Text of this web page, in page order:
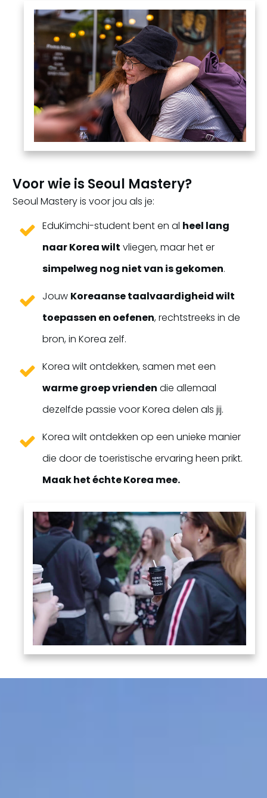
Voor wie is Seoul Mastery?
Seoul Mastery is voor jou als je:
EduKimchi-student bent en al heel lang
naar Korea wilt vliegen, maar het er
simpelweg nog niet van is gekomen.
Jouw Koreaanse taalvaardigheid wilt
toepassen en oefenen, rechtstreeks in de
bron, in Korea zelf.
Korea wilt ontdekken, samen met een
warme groep vrienden die allemaal
dezelfde passie voor Korea delen als jij.
Korea wilt ontdekken op een unieke manier
die door de toeristische ervaring heen prikt.
Maak het échte Korea mee.